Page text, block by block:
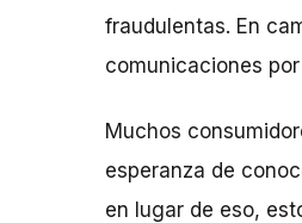
fraudulentas. En
comunicaciones
Muchos
esperanza de
en lugar de eso,